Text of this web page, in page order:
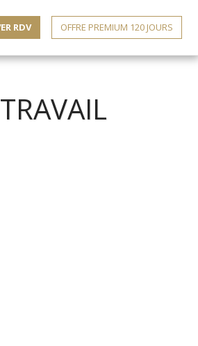
RDV OFFRE PREMIUM 120 JOURS